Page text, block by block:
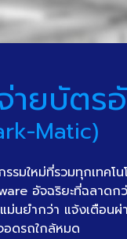
ายบัตร
Matic)
รมใหม่ที่รวมทุกเทคโ
อัจฉริยะที่ฉลาดก
แม่นยำกว่า แจ้งเตือน
อดรถใกล้หมด